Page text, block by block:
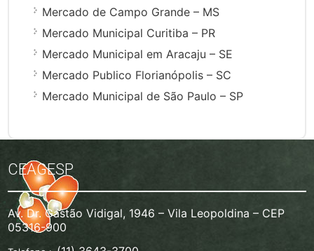
Mercado de Campo Grande – MS
Mercado Municipal Curitiba – PR
Mercado Municipal em Aracaju – SE
Mercado Publico Florianópolis – SC
Mercado Municipal de São Paulo – SP
CEAGESP
Av. Dr. Gastão Vidigal, 1946 – Vila Leopoldina – CEP
05316-900